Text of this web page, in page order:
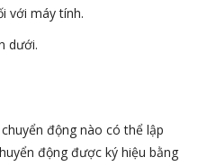
với máy tính.
dưới.
động nào có thể lập
động được ký hiệu bằng